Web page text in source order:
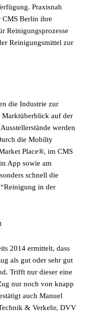
Praxisnah
CMS Berlin ihre
Reinigungsprozesse
Reinigungsmittel zur
die Industrie zur
Marktüberblick auf der
werden
die Mobilty
Place®, im CMS
App sowie am
schnell die
in der
2014 ermittelt, dass
als gut oder sehr gut
Trifft nur dieser eine
nur noch von knapp
auch Manuel
& Verkehr, DVV